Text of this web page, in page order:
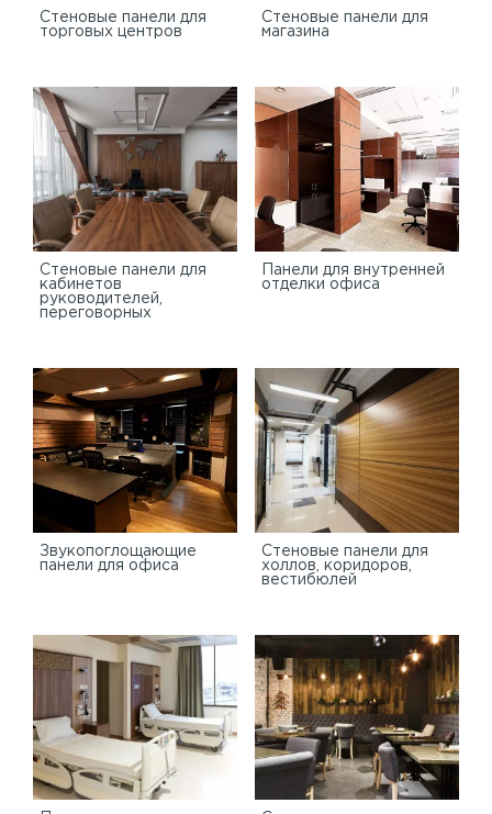
Cтеновые панели для
торговых центров
Стеновые панели для
магазина
Стеновые панели для
кабинетов
руководителей,
переговорных
Панели для внутренней
отделки офиса
Звукопоглощающие
панели для офиса
Стеновые панели для
холлов, коридоров,
вестибюлей